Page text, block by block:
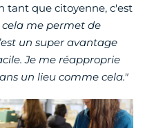
tant que citoyenne, c'est
cela me permet de
un super avantage
Je me réapproprie
un lieu comme cela."